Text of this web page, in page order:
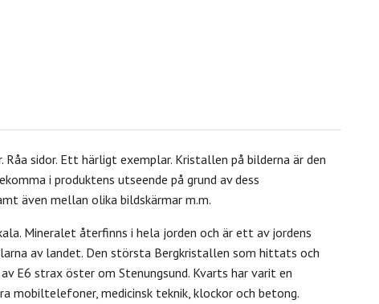
sidor. Ett härligt exemplar. Kristallen på bilderna är den
i produktens utseende på grund av dess
även mellan olika bildskärmar m.m.
Mineralet återfinns i hela jorden och är ett av jordens
av landet. Den största Bergkristallen som hittats och
E6 strax öster om Stenungsund. Kvarts har varit en
mobiltelefoner, medicinsk teknik, klockor och betong.